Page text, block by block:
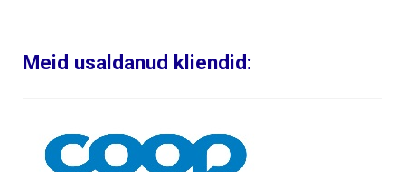
Meid usaldanud kliendid: